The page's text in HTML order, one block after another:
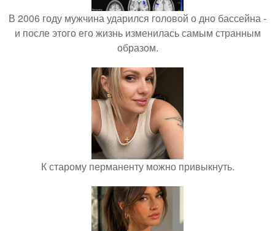
В 2006 году мужчина ударился головой о дно бассейна -
и после этого его жизнь изменилась самым странным
образом.
К старому перманенту можно привыкнуть.